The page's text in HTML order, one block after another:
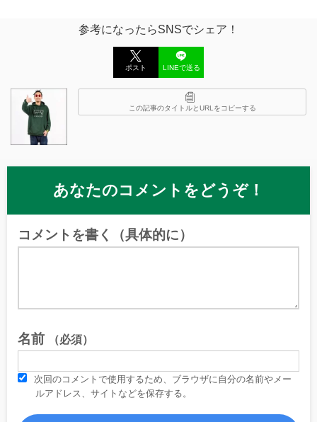
参考になったらSNSでシェア！
ポスト LINEで送る
この記事のタイトルとURLをコピーする
あなたのコメントをどうぞ！
コメントを書く（具体的に）
名前 （必須）
次回のコメントで使用するため、ブラウザに自分の名前やメー
ルアドレス、サイトなどを保存する。